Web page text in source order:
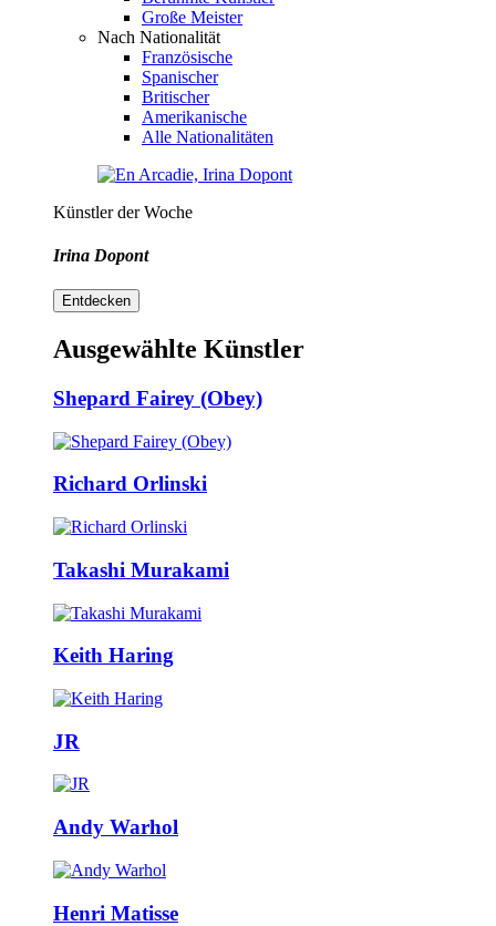
Große Meister
Nach Nationalität
Französische
Spanischer
Britischer
Amerikanische
Alle Nationalitäten
Künstler der Woche
Irina Dopont
Entdecken
Ausgewählte Künstler
Shepard Fairey (Obey)
Richard Orlinski
Takashi Murakami
Keith Haring
JR
Andy Warhol
Henri Matisse